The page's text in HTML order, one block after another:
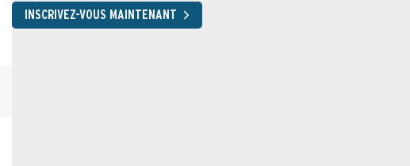
INSCRIVEZ-VOUS MAINTENANT